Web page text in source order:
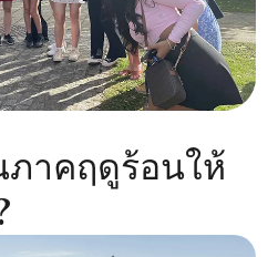
ภาคฤดูร้อนให้